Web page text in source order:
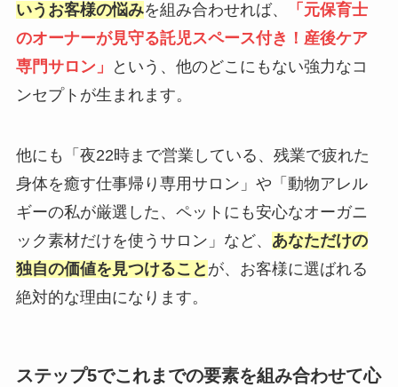
いうお客様の悩みを組み合わせれば、
「元保育士
のオーナーが見守る託児スペース付き！産後ケア
専門サロン」
という、他のどこにもない強力なコ
ンセプトが生まれます。
他にも「夜22時まで営業している、残業で疲れた
身体を癒す仕事帰り専用サロン」や「動物アレル
ギーの私が厳選した、ペットにも安心なオーガニ
ック素材だけを使うサロン」など、 あなただけの
独自の価値を見つけること が、お客様に選ばれる
絶対的な理由になります。
ステップ5でこれまでの要素を組み合わせて心